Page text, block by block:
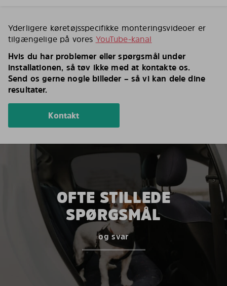
Yderligere køretøjsspecifikke monteringsvideoer er
tilgængelige på vores YouTube-kanal
Hvis du har problemer eller spørgsmål under
installationen, så tøv ikke med at kontakte os.
Send os gerne nogle billeder – så vi kan dele dine
resultater.
Kontakt
OFTE STILLEDE
SPØRGSMÅL
og svar